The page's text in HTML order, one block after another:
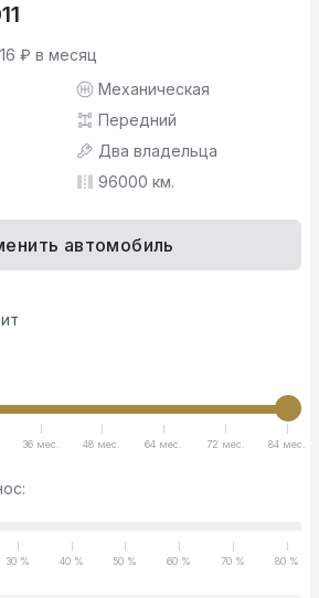
₽ в месяц
Механическая
Передний
Два владельца
96000 км.
автомобиль
36 мес. 48 мес. 64 мес. 72 мес. 84 мес.
30 % 40 % 50 % 60 % 70 % 80 %